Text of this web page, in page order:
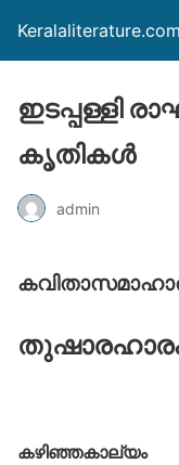
Keralaliterature.com
ഇടപ്പള്ളി
കൃതികള്‍
admin
കഴിഞ്ഞകാല്യം